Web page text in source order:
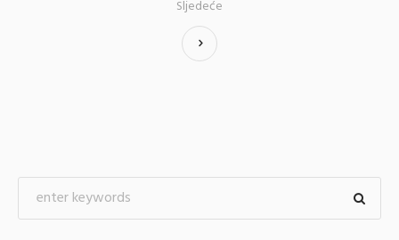
Sljedeće